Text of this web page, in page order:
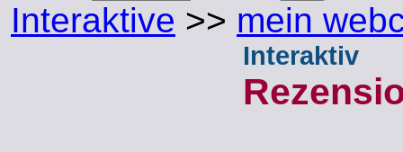
Interaktive >> mein
Interaktiv